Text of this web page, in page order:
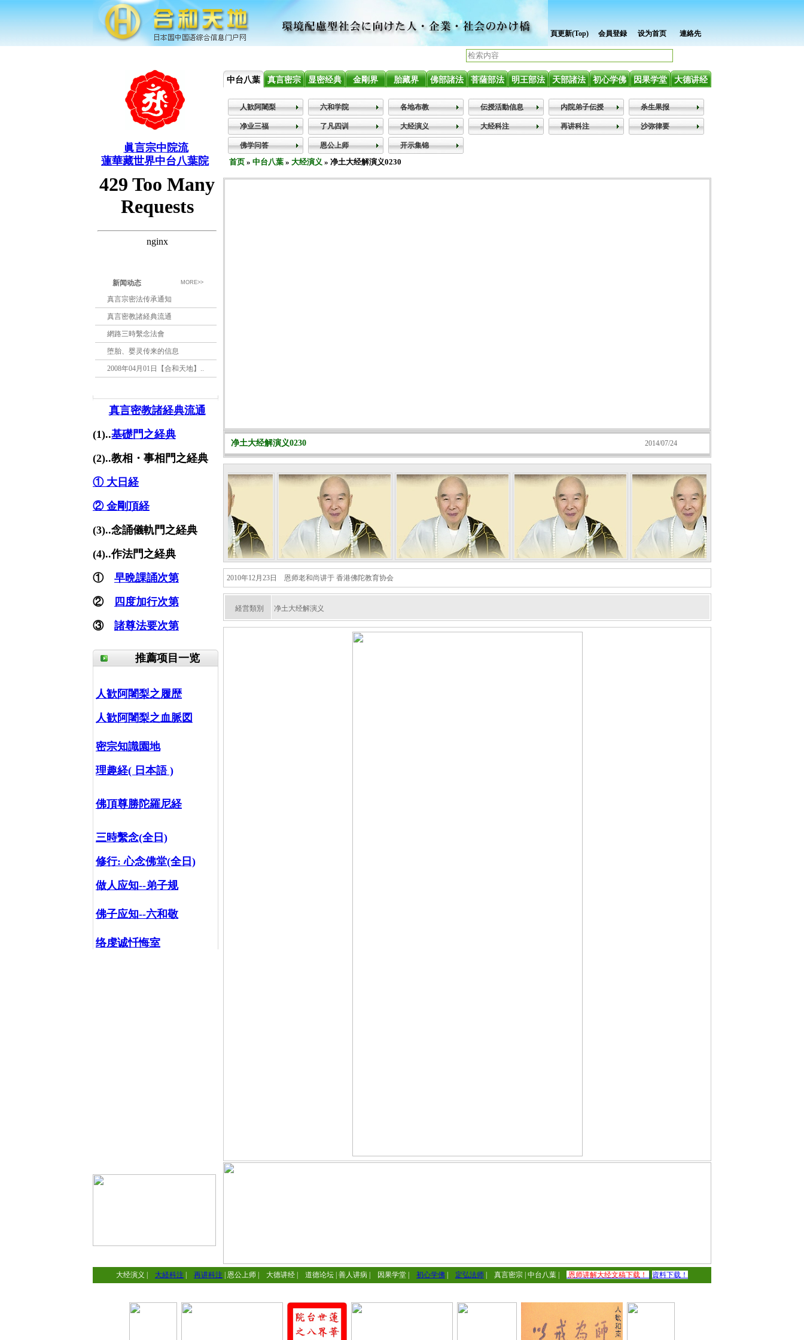
頁更新(Top) 会員登録 设为首页 連絡先
中台八葉 真言密宗 显密经典 金剛界 胎藏界 佛部諸法 菩薩部法 明王部法 天部諸法 初心学佛 因果学堂 大德讲经
人歓阿闍梨 六和学院 各地布教 伝授活動信息 内院弟子伝授 杀生果报
净业三福 了凡四训 大经演义 大经科注 再讲科注 沙弥律要
佛学问答 恩公上师 开示集锦
首页 » 中台八葉 » 大经演义 » 净土大经解演义0230
净土大经解演义0230 2014/07/24
2010年12月23日 恩师老和尚讲于 香港佛陀教育协会
経営類別 净土大经解演义
眞言宗中院流
蓮華藏世界中台八葉院
新闻动态 MORE>>
真言宗密法传承通知
真言密教諸経典流通
網路三時繫念法會
堕胎、婴灵传来的信息
2008年04月01日【合和天地】..
真言密教諸経典流通
(1)..基礎門之経典
(2)..教相・事相門之経典
① 大日経
② 金剛頂経
(3)..念誦儀軌門之経典
(4)..作法門之経典
① 早晩課誦次第
②
四度加行次第
③ 諸尊法要次第
推薦项目一览
人歓阿闍梨之履歴
人歓阿闍梨之血脈図
密宗知識園地
理趣経( 日本語 )
佛頂尊勝陀羅尼経
三時繫念(全日)
修行:心念佛堂(全日)
做人应知--弟子规
佛子应知--六和敬
络虔诚忏悔室
大经演义 大経科注 再讲科注 恩公上师 大德讲经 道德论坛 善人讲病 因果学堂 初心学佛 定弘法师 真言密宗 中台八葉 恩师讲解大经文稿下载！ 資料下载！